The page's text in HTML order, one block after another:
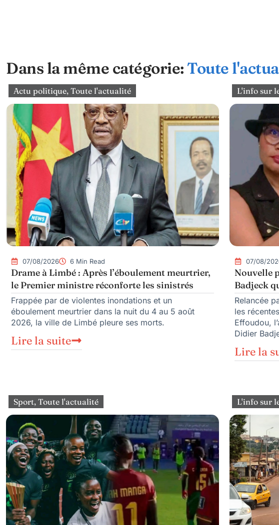
Dans la même catégorie: Toute
Actu politique, Toute l'actualité
07/08/2026 6 Min Read
Drame à Limbé : Après l’éboulement meurtrier,
le Premier ministre réconforte les sinistrés
Frappée par de violentes inondations et un
éboulement meurtrier dans la nuit du 4 au 5 août
2026, la ville de Limbé pleure ses morts.
Lire la suite
L'info sur
07/08/
Nouvelle
Badjeck
Relancée
les
Effoudou,
Didier
Lire la
Sport, Toute l'actualité L'info sur